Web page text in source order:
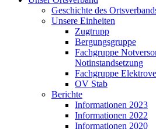
Geschichte des
Unsere Einheiten
Zugtrupp
Bergungsgruppe
Fachgruppe
Notinstandsetzung
Fachgruppe
OV Stab
Berichte
Informationen 2023
Informationen 2022
Informationen 2020